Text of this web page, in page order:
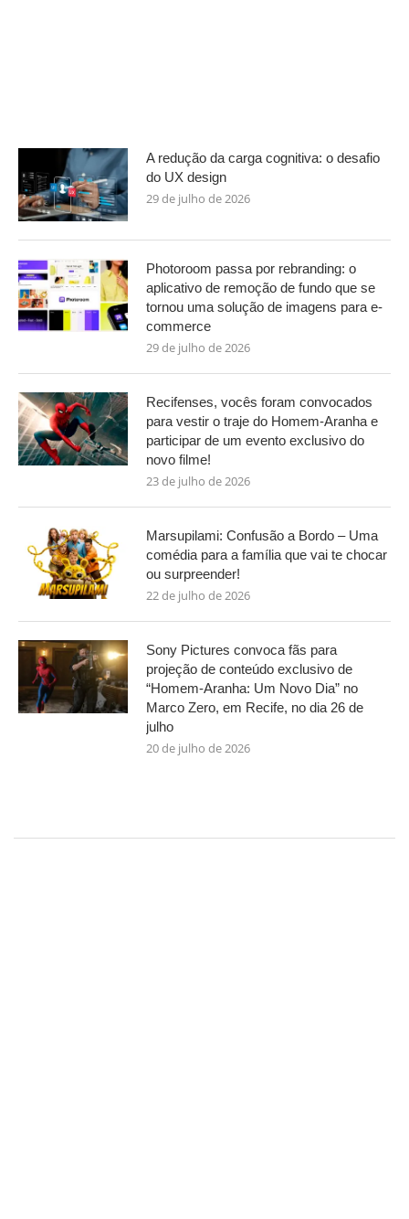
A redução da carga cognitiva: o desafio
do UX design
29 de julho de 2026
Photoroom passa por rebranding: o
aplicativo de remoção de fundo que se
tornou uma solução de imagens para e-
commerce
29 de julho de 2026
Recifenses, vocês foram convocados
para vestir o traje do Homem-Aranha e
participar de um evento exclusivo do
novo filme!
23 de julho de 2026
Marsupilami: Confusão a Bordo – Uma
comédia para a família que vai te chocar
ou surpreender!
22 de julho de 2026
Sony Pictures convoca fãs para
projeção de conteúdo exclusivo de
“Homem-Aranha: Um Novo Dia” no
Marco Zero, em Recife, no dia 26 de
julho
20 de julho de 2026